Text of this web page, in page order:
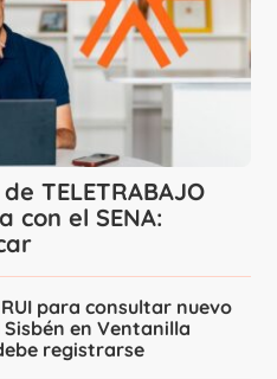
TELETRABAJO
con el SENA:
para consultar nuevo
en Ventanilla
registrarse